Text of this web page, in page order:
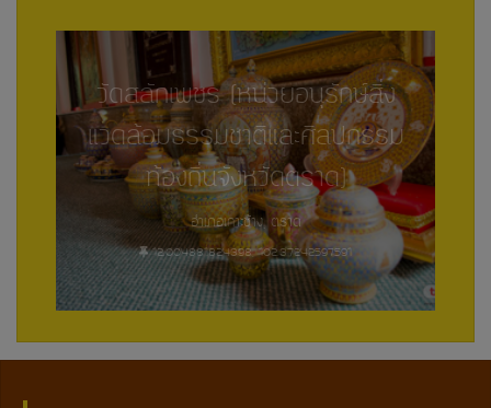
วัดสลักเพชร (หน่วยอนุรักษ์สิ่ง
แวดล้อมธรรมชาติและศิลปกรรม
ท้องถิ่นจังหวัดตราด)
อำเภอเกาะช้าง, ตราด
12.004881824398, 102.37242597591